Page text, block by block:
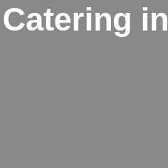
in